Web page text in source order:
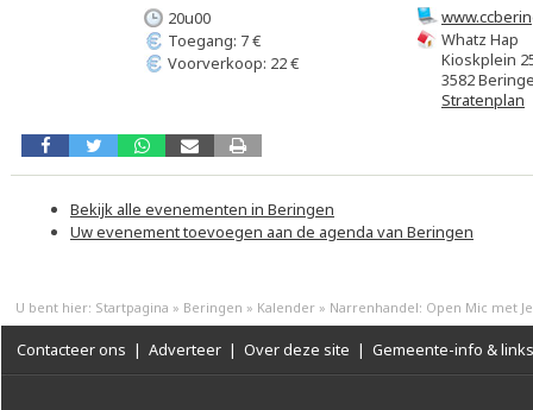
Whatz Hap
Kioskplein
3582
Stratenplan
20u00
Toegang: 7 €
Voorverkoop: 22 €
Bekijk alle evenementen in Beringen
Uw evenement toevoegen aan de agenda van Beringen
U bent hier: Startpagina » Beringen » Kalender » Narrenhandel: Open Mic met
Contacteer ons | Adverteer | Over deze site | Gemeente-info & links